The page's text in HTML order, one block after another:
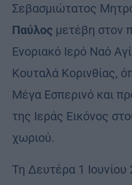
Σεβασμιώτατος
Παύλος μετέβη στον
Ενοριακό Ιερό Ναό
Κουταλά Κορινθίας,
Μέγα Εσπερινό και
της Ιεράς Εικόνος
χωριού.
Τη Δευτέρα 1